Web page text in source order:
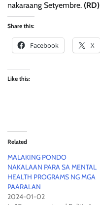
nakaraang Setyembre. (RD)
Share this:
Facebook X
Like this:
Related
MALAKING PONDO
NAKALAAN PARA SA MENTAL
HEALTH PROGRAMS NG MGA
PAARALAN
2024-01-02